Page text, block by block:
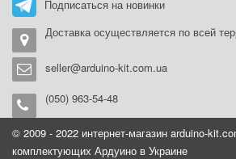
Подписаться на новинки
Доставка осуществляется по всей
seller@arduino-kit.com.ua
(050) 963-54-48
© 2009 - 2022 интернет-магазин arduino-
комплектующих Ардуино в Украине